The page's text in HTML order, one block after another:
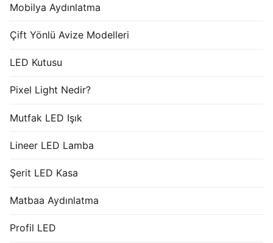
Mobilya Aydınlatma
Çift Yönlü Avize Modelleri
LED Kutusu
Pixel Light Nedir?
Mutfak LED Işık
Lineer LED Lamba
Şerit LED Kasa
Matbaa Aydınlatma
Profil LED